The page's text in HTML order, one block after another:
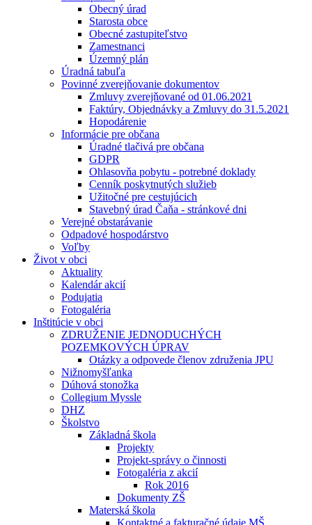
Obecný úrad
Starosta obce
Obecné zastupiteľstvo
Zamestnanci
Územný plán
Úradná tabuľa
Povinné zverejňovanie dokumentov
Zmluvy zverejňované od 01.06.2021
Faktúry, Objednávky a Zmluvy do 31.5.2021
Hopodárenie
Informácie pre občana
Úradné tlačivá pre občana
GDPR
Ohlasovňa pobytu - potrebné doklady
Cenník poskytnutých služieb
Užitočné pre cestujúcich
Stavebný úrad Čaňa - stránkové dni
Verejné obstarávanie
Odpadové hospodárstvo
Voľby
Život v obci
Aktuality
Kalendár akcií
Podujatia
Fotogaléria
Inštitúcie v obci
ZDRUŽENIE JEDNODUCHÝCH
POZEMKOVÝCH ÚPRAV
Otázky a odpovede členov združenia JPU
Nižnomyšľanka
Dúhová stonožka
Collegium Myssle
DHZ
Školstvo
Základná škola
Projekty
Projekt-správy o činnosti
Fotogaléria z akcií
Rok 2016
Dokumenty ZŠ
Materská škola
Kontaktné a fakturačné údaje MŠ